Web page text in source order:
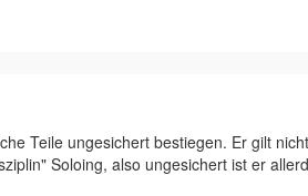
Teile ungesichert bestiegen. Er gilt
Soloing, also ungesichert ist er